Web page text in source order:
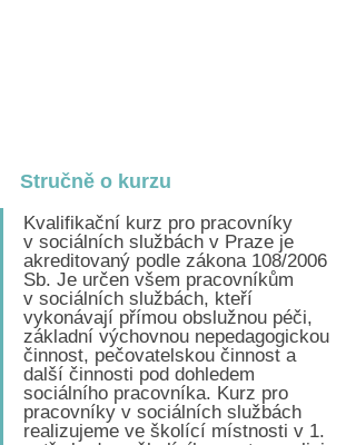
Stručně o kurzu
Kvalifikační kurz pro pracovníky
v sociálních službách v Praze je
akreditovaný podle zákona 108/2006
Sb. Je určen všem pracovníkům
v sociálních službách, kteří
vykonávají přímou obslužnou péči,
základní výchovnou nepedagogickou
činnost, pečovatelskou činnost a
další činnosti pod dohledem
sociálního pracovníka. Kurz pro
pracovníky v sociálních službách
realizujeme ve školící místnosti v 1.